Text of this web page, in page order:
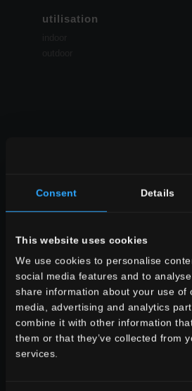
Consent Details
This website uses cookies
We use cookies to personalise
social media features and to
share information about your use of
media, advertising and analytics
combine it with other information
them or that they’ve collected from
services.
utilisation
cuisine
chambre à coucher
commercial
TOUTES LES AMBIANCES
style
aspect pierre
aspect bois
aspect ciment